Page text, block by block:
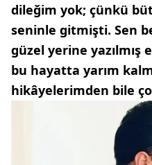
dileğim yok; çünkü
seninle gitmişti. Sen
güzel yerine yazılmış
bu hayatta yarım
hikâyelerimden bile